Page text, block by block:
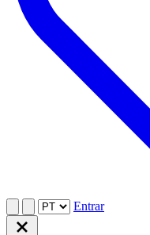
Entrar